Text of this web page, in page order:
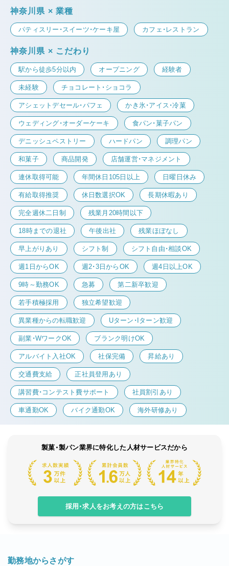
神奈川県 × 業種
パティスリー・スイーツ・ケーキ屋 カフェ・レストラン
神奈川県 × こだわり
駅から徒歩5分以内 オープニング 経験者
未経験 チョコレート・ショコラ
アシェットデセール・パフェ かき氷・アイス・冷菓
ウェディング・オーダーケーキ 食パン・菓子パン
デニッシュペストリー ハードパン 調理パン
和菓子 商品開発 店舗運営・マネジメント
連休取得可能 年間休日105日以上 日曜日休み
有給取得推奨 休日数選択OK 長期休暇あり
完全週休二日制 残業月20時間以下
18時までの退社 午後出社 残業ほぼなし
早上がりあり シフト制 シフト自由・相談OK
週1日からOK 週2・3日からOK 週4日以上OK
9時～勤務OK 急募 第二新卒歓迎
若手積極採用 独立希望歓迎
異業種からの転職歓迎 Uターン・Iターン歓迎
副業・WワークOK ブランク明けOK
アルバイト入社OK 社保完備 昇給あり
交通費支給 正社員登用あり
講習費・コンテスト費サポート 社員割引あり
車通勤OK バイク通勤OK 海外研修あり
製菓・製パン業界に特化した人材サービスだから
採用・求人をお考えの方はこちら
勤務地からさがす